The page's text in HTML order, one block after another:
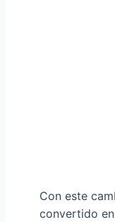
Con este
convertido